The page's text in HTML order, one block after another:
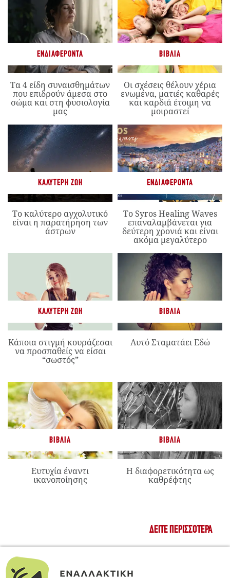
ΕΝΔΙΑΦΈΡΟΝΤΑ
Τα 4 είδη συναισθημάτων
που επιδρούν άμεσα στο
σώμα και στη φυσιολογία
μας
ΒΙΒΛΊΑ
Οι σχέσεις θέλουν χέρια
ενωμένα, ματιές καθαρές
και καρδιά έτοιμη να
μοιραστεί
ΚΑΛΎΤΕΡΗ ΖΩΉ
Το καλύτερο αγχολυτικό
είναι η παρατήρηση των
άστρων
ΕΝΔΙΑΦΈΡΟΝΤΑ
Το Syros Healing Waves
επαναλαμβάνεται για
δεύτερη χρονιά και είναι
ακόμα μεγαλύτερο
ΚΑΛΎΤΕΡΗ ΖΩΉ
Κάποια στιγμή κουράζεσαι
να προσπαθείς να είσαι
“σωστός”
ΒΙΒΛΊΑ
Αυτό Σταματάει Εδώ
ΒΙΒΛΊΑ
Ευτυχία έναντι
ικανοποίησης
ΒΙΒΛΊΑ
Η διαφορετικότητα ως
καθρέφτης
ΔΕΊΤΕ ΠΕΡΙΣΣΌΤΕΡΑ